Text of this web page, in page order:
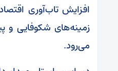
افزایش تاب‌آوری
زمینه‌های شکوفایی و
می‌رود.